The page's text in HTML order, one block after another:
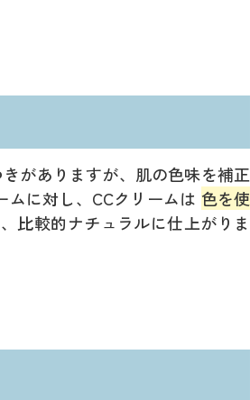
がありますが、肌の色味を補正
ムに対し、CCクリームは 色を使
比較的ナチュラルに仕上がりま